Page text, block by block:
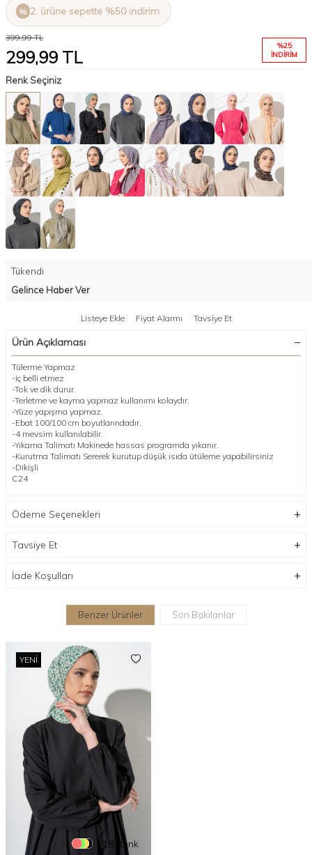
2. ürüne sepette %50 indirim
399,99TL
299,99TL
%25
İNDIRIM
Renk Seçiniz
Tükendi
Gelince Haber Ver
Listeye Ekle Fiyat Alarmı Tavsiye Et
Ürün Açıklaması
Tülerme Yapmaz
-iç belli etmez
-Tok ve dik durur.
-Terletme ve kayma yapmaz kullanımı kolaydır.
-Yüze yapışma yapmaz.
-Ebat 100/100 cm boyutlarındadır.
-4 mevsim kullanılabilir.
-Yıkama Talimatı Makinede hassas programda yıkanır.
-Kurutma Talimatı Sererek kurutup düşük ısıda ütüleme yapabilirsiniz
-Dikişli
C24
Ödeme Seçenekleri
Tavsiye Et
İade Koşulları
Benzer Ürünler Son Bakılanlar
+18 Renk
YENI